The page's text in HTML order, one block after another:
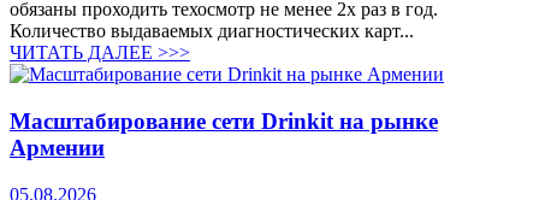
обязаны проходить техосмотр не менее 2х раз в год.
Количество выдаваемых диагностических карт...
ЧИТАТЬ ДАЛЕЕ >>>
Масштабирование сети Drinkit на рынке
Армении
05.08.2026